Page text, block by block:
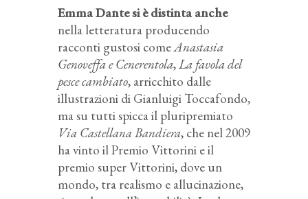
Emma Dante si è distinta anche
nella letteratura producendo
racconti gustosi comeAnastasia
Genoveffa e Cenerentola,La favola del
pesce cambiato, arricchito dalle
illustrazioni di Gianluigi Toccafondo,
ma su tutti spicca il pluripremiato
Via Castellana Bandiera, che nel 2009
ha vinto il Premio Vittorini e il
premio super Vittorini, dove un
mondo, tra realismo e allucinazione,